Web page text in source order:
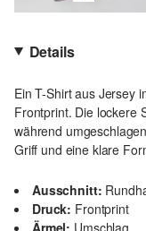
Details
Ein T-Shirt aus Jersey
Frontprint. Die lockere
während
Griff und eine klare
Ausschnitt:
Druck: Frontprint
Ärmel: Umschlag